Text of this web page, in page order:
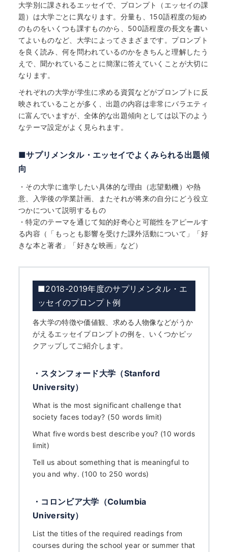
大学別に課されるエッセイで、プロンプト（エッセイの課
題）は大学ごとに異なります。分量も、150語程度の短め
のものをいくつも課すものから、500語程度の長文を書い
てよいものなど、大学によってさまざまです。プロンプト
を良く読み、何を問われているのかをきちんと理解したう
えで、聞かれていることに簡潔に答えていくことが大切に
なります。
それぞれの大学が学生に求める資質などがプロンプトに反
映されていることが多く、出題の内容は非常にバラエティ
に富んでいますが、全体的な出題傾向としては以下のよう
なテーマ設定がよく見られます。
■サプリメンタル・エッセイでよくみられる出題傾
向
・その大学に進学したい具体的な理由（志望動機）や熱
意、入学後の学業計画、またそれが将来の自分にどう役立
つかについて説明するもの
・特定のテーマを通じて知的好奇心と可能性をアピールす
る内容（「もっとも影響を受けた課外活動について」「好
きな本と著者」「好きな映画」など）
■2018-2019年度のサプリメンタル・エ
ッセイのプロンプト例
各大学の特徴や価値観、求める人物像などがうか
がえるエッセイプロンプトの例を、いくつかピッ
クアップしてご紹介します。
・スタンフォード大学（Stanford
University）
What is the most significant challenge that
society faces today? (50 words limit)
What five words best describe you? (10 words
limit)
Tell us about something that is meaningful to
you and why. (100 to 250 words)
・コロンビア大学（Columbia
University）
List the titles of the required readings from
courses during the school year or summer that